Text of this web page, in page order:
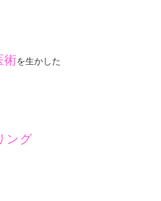
術を生かした
ング